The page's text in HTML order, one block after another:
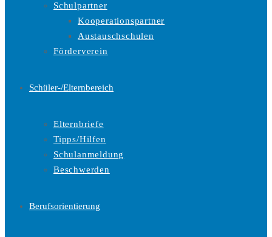
Schulpartner
Kooperationspartner
Austauschschulen
Förderverein
Schüler-/Elternbereich
Elternbriefe
Tipps/Hilfen
Schulanmeldung
Beschwerden
Berufsorientierung